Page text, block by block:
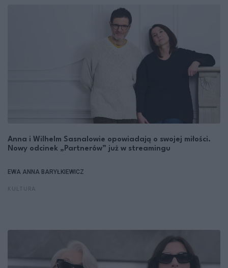
Anna i Wilhelm Sasnalowie opowiadają o swojej miłości.
Nowy odcinek „Partnerów” już w streamingu
EWA ANNA BARYŁKIEWICZ